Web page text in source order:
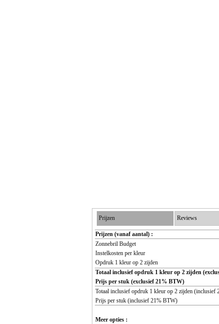
Prijzen Reviews
Prijzen (vanaf aantal) :
Zonnebril Budget
Instelkosten per kleur
Opdruk 1 kleur op 2 zijden
Totaal inclusief opdruk 1 kleur op 2 zijden
Prijs per stuk (exclusief 21% BTW)
Totaal inclusief opdruk 1 kleur op 2 zijden (inclusief
Prijs per stuk (inclusief 21% BTW)
Meer opties :